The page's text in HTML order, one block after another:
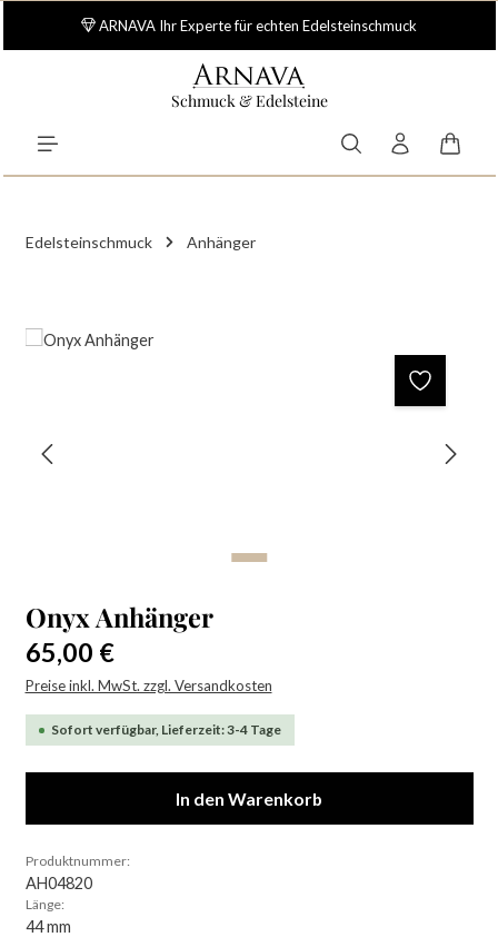
Zum Hauptinhalt springen
ARNAVA Ihr Experte für echten Edelsteinschmuck
Schmuck & Edelsteine
Edelsteinschmuck Anhänger
Bildergalerie überspringen
Onyx Anhänger
Regulärer Preis:
65,00 €
Preise inkl. MwSt. zzgl. Versandkosten
Sofort verfügbar, Lieferzeit: 3-4 Tage
In den Warenkorb
Produktnummer:
AH04820
Länge:
44 mm